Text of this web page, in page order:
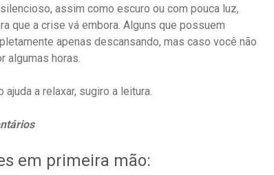
assim como escuro ou com pouca luz,
que a crise vá embora. Alguns que possuem
apenas descansando, mas caso você não
algumas horas.
ajuda a relaxar, sugiro a leitura.
em primeira mão: